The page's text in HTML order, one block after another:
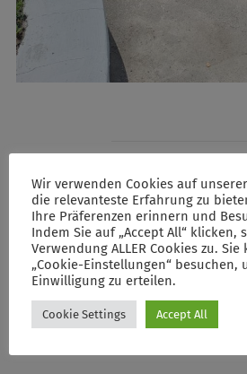
POST AUTHOR
WRITTEN BY
Gemeinsam für die
Wir verwenden Cookies auf
die relevanteste Erfahrung zu
Ihre Präferenzen erinnern und
Indem Sie auf „Accept All“ klicken,
Verwendung ALLER Cookies zu.
„Cookie-Einstellungen“
Einwilligung zu erteilen.
Cookie Settings Accept All